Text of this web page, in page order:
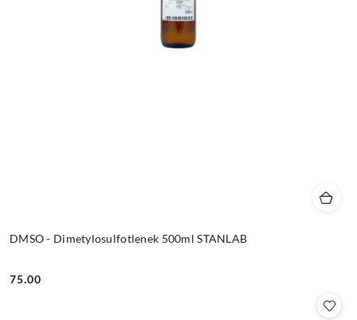
DMSO - Dimetylosulfotlenek 500ml STANLAB
Cena:
75.00